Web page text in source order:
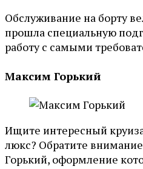
Обслуживание на борту
прошла специальную
работу с самыми
Максим Горький
Ищите интересный
люкс? Обратите
Горький, оформление